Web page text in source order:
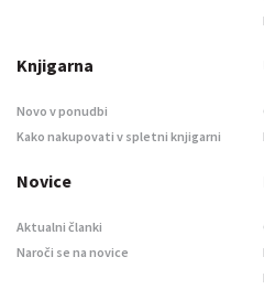
Knjigarna
Novo v ponudbi
Kako nakupovati v spletni knjigarni
Novice
Aktualni članki
Naroči se na novice